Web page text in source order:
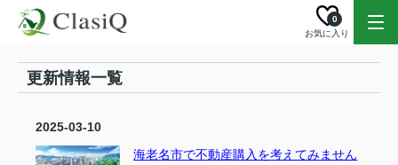
お気に入り
0
更新情報一覧
2025-03-10
海老名市で不動産購入を考えてみません